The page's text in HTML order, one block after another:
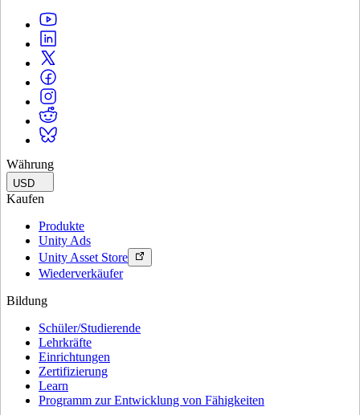
Währung
USD
Kaufen
Produkte
Unity Ads
Unity Asset Store
Wiederverkäufer
Bildung
Schüler/Studierende
Lehrkräfte
Einrichtungen
Zertifizierung
Learn
Programm zur Entwicklung von Fähigkeiten